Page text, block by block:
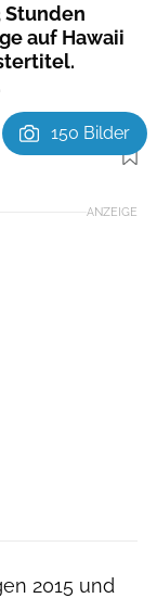
Stunden
auf Hawaii
Images North America
150 Bilder
ANZEIGE
2015 und